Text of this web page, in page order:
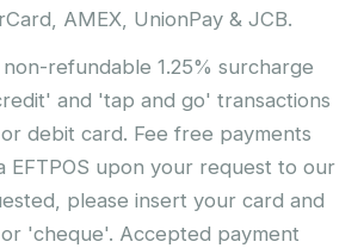
AMEX, UnionPay & JCB.
refundable 1.25% surcharge
and 'tap and go' transactions
debit card. Fee free payments
EFTPOS upon your request to our
please insert your card and
'cheque'. Accepted payment